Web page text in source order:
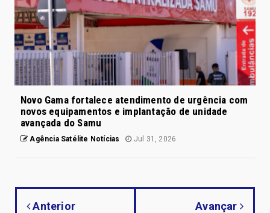
Novo Gama fortalece atendimento de urgência com
novos equipamentos e implantação de unidade
avançada do Samu
Agência Satélite Notícias Jul 31, 2026
Anterior Avançar